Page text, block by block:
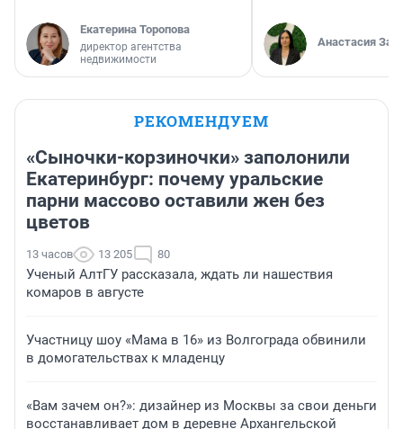
Екатерина Торопова
директор агентства
недвижимости
Анастасия
РЕКОМЕНДУЕМ
«Сыночки-корзиночки» заполонили
Екатеринбург: почему уральские
парни массово оставили жен без
цветов
13 часов 13 205 80
Ученый АлтГУ рассказала, ждать ли нашествия
комаров в августе
Участницу шоу «Мама в 16» из Волгограда обвинили
в домогательствах к младенцу
«Вам зачем он?»: дизайнер из Москвы за свои деньги
восстанавливает дом в деревне Архангельской